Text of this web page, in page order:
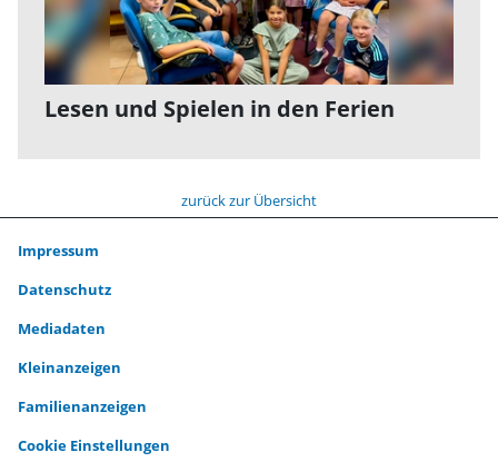
Lesen und Spielen in den Ferien
zurück zur Übersicht
Impressum
Datenschutz
Mediadaten
Kleinanzeigen
Familienanzeigen
Cookie Einstellungen